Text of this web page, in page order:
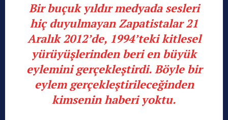
Bir buçuk yıldır medyada sesleri
hiç duyulmayan Zapatistalar 21
Aralık 2012’de, 1994’teki kitlesel
yürüyüşlerinden beri en büyük
eylemini gerçekleştirdi. Böyle bir
eylem gerçekleştirileceğinden
kimsenin haberi yoktu.